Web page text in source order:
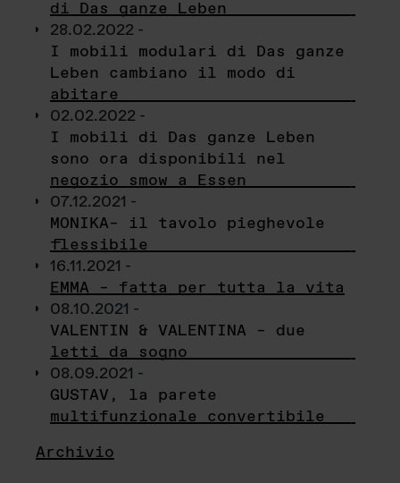
di Das ganze Leben
28.02.2022 -
I mobili modulari di Das ganze
Leben cambiano il modo di
abitare
02.02.2022 -
I mobili di Das ganze Leben
sono ora disponibili nel
negozio smow a Essen
07.12.2021 -
MONIKA– il tavolo pieghevole
flessibile
16.11.2021 -
EMMA – fatta per tutta la vita
08.10.2021 -
VALENTIN & VALENTINA – due
letti da sogno
08.09.2021 -
GUSTAV, la parete
multifunzionale convertibile
Archivio